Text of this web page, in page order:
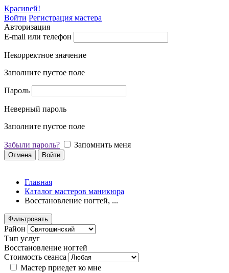
Красивей!
Войти Регистрация мастера
Авторизация
E-mail или телефон
Некорректное значение
Заполните пустое поле
Пароль
Неверный пароль
Заполните пустое поле
Забыли пароль? Запомнить меня
Отмена Войти
Главная
Каталог мастеров маникюра
Восстановление ногтей, ...
Фильтровать
Район
Тип услуг
Восстановление ногтей
Стоимость сеанса
Мастер приедет ко мне